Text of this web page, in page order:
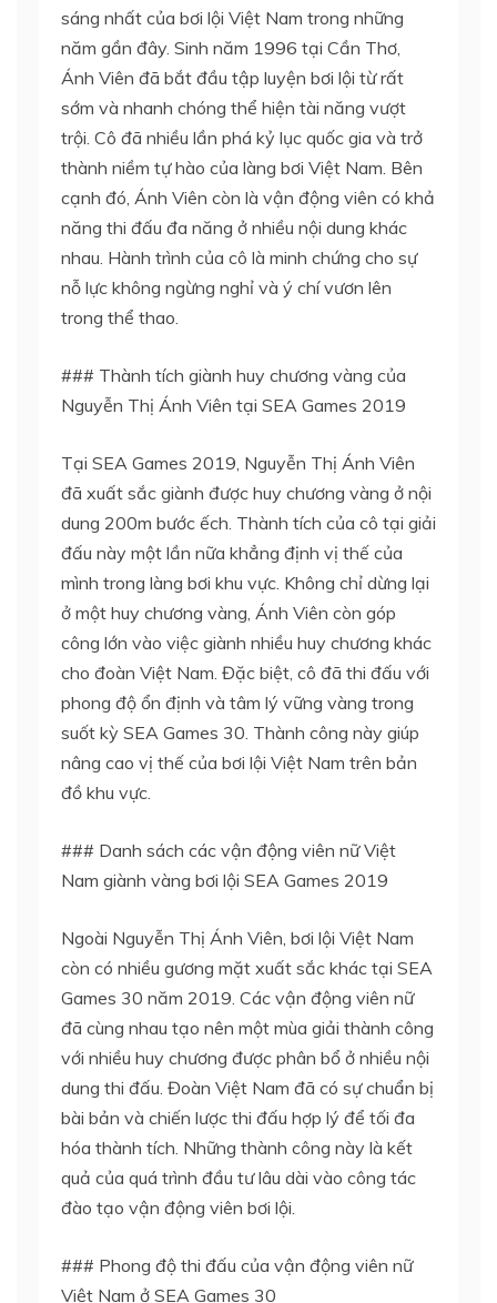
sáng nhất của bơi lội Việt Nam trong những
năm gần đây. Sinh năm 1996 tại Cần Thơ,
Ánh Viên đã bắt đầu tập luyện bơi lội từ rất
sớm và nhanh chóng thể hiện tài năng vượt
trội. Cô đã nhiều lần phá kỷ lục quốc gia và trở
thành niềm tự hào của làng bơi Việt Nam. Bên
cạnh đó, Ánh Viên còn là vận động viên có khả
năng thi đấu đa năng ở nhiều nội dung khác
nhau. Hành trình của cô là minh chứng cho sự
nỗ lực không ngừng nghỉ và ý chí vươn lên
trong thể thao.
### Thành tích giành huy chương vàng của
Nguyễn Thị Ánh Viên tại SEA Games 2019
Tại SEA Games 2019, Nguyễn Thị Ánh Viên
đã xuất sắc giành được huy chương vàng ở nội
dung 200m bước ếch. Thành tích của cô tại giải
đấu này một lần nữa khẳng định vị thế của
mình trong làng bơi khu vực. Không chỉ dừng lại
ở một huy chương vàng, Ánh Viên còn góp
công lớn vào việc giành nhiều huy chương khác
cho đoàn Việt Nam. Đặc biệt, cô đã thi đấu với
phong độ ổn định và tâm lý vững vàng trong
suốt kỳ SEA Games 30. Thành công này giúp
nâng cao vị thế của bơi lội Việt Nam trên bản
đồ khu vực.
### Danh sách các vận động viên nữ Việt
Nam giành vàng bơi lội SEA Games 2019
Ngoài Nguyễn Thị Ánh Viên, bơi lội Việt Nam
còn có nhiều gương mặt xuất sắc khác tại SEA
Games 30 năm 2019. Các vận động viên nữ
đã cùng nhau tạo nên một mùa giải thành công
với nhiều huy chương được phân bổ ở nhiều nội
dung thi đấu. Đoàn Việt Nam đã có sự chuẩn bị
bài bản và chiến lược thi đấu hợp lý để tối đa
hóa thành tích. Những thành công này là kết
quả của quá trình đầu tư lâu dài vào công tác
đào tạo vận động viên bơi lội.
### Phong độ thi đấu của vận động viên nữ
Việt Nam ở SEA Games 30